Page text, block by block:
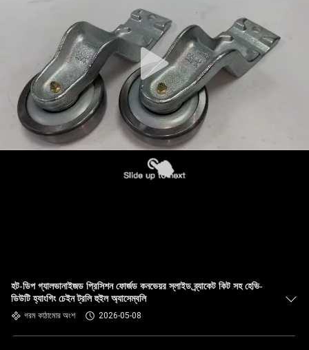
হট-ডিপ গ্যালভানাইজড প্রিসিশন ফোর্জড কনভেয়র স্লাইড ব্র্যাকেট কিট সহ হেভি-
ডিউটি ​​হ্যাংগিং চেইন ট্রলি হুইল অ্যাসেম্বলি
গরম কাঠামোর অংশ 2026-05-08